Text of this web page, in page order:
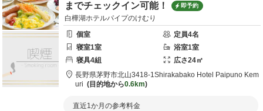
までチェックイン可能！
即予約
白樺湖ホテルパイプのけむり
個室
定員4名
寝室1室 浴室1室
寝具4組 広さ24㎡
長野県茅野市北山3418-1Shirakabako Hotel Paipuno Kem
uri
目的地から0.6km
直近1か月の参考料金